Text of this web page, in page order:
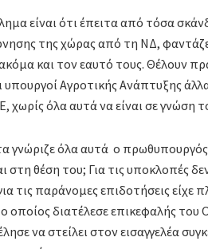
είναι ότι έπειτα από τόσα
της χώρας από τη ΝΔ,
και τον εαυτό τους. Θέλουν
υπουργοί Αγροτικής Ανάπτυξης
χωρίς όλα αυτά να είναι σε
γνώριζε όλα αυτά ο
στη θέση του; Για τις υποκλοπές
τις παράνομες επιδοτήσεις είχε
οποίος διατέλεσε επικεφαλής
να στείλει στον εισαγγελέα